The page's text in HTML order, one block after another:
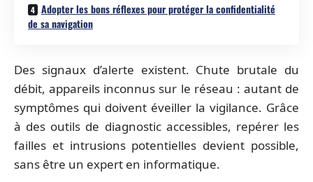
Adopter les bons réflexes pour protéger la confidentialité
de sa navigation
Des signaux d’alerte existent. Chute brutale du
débit, appareils inconnus sur le réseau : autant de
symptômes qui doivent éveiller la vigilance. Grâce
à des outils de diagnostic accessibles, repérer les
failles et intrusions potentielles devient possible,
sans être un expert en informatique.